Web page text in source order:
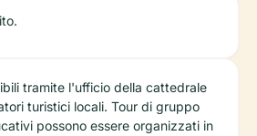
tramite l'ufficio della cattedrale
turistici locali. Tour di gruppo
possono essere organizzati in